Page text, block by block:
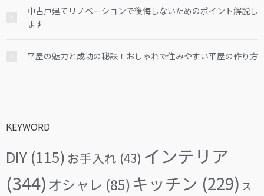
中古戸建てリノベーションで後悔しないためのポイント解説し
ます
平屋の魅力と成功の秘訣！おしゃれで住みやすい平屋の作り方
KEYWORD
DIY (115) お手入れ (43) インテリア
(344) オシャレ (85) キッチン (229) ス